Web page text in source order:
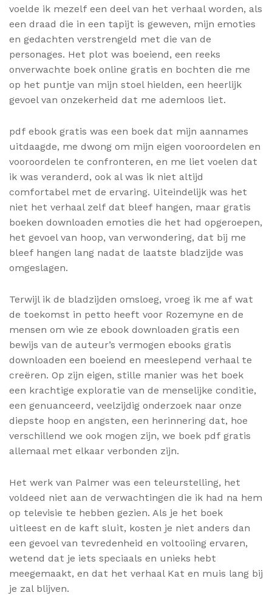
voelde ik mezelf een deel van het verhaal worden, als
een draad die in een tapijt is geweven, mijn emoties
en gedachten verstrengeld met die van de
personages. Het plot was boeiend, een reeks
onverwachte boek online gratis en bochten die me
op het puntje van mijn stoel hielden, een heerlijk
gevoel van onzekerheid dat me ademloos liet.
pdf ebook gratis was een boek dat mijn aannames
uitdaagde, me dwong om mijn eigen vooroordelen en
vooroordelen te confronteren, en me liet voelen dat
ik was veranderd, ook al was ik niet altijd
comfortabel met de ervaring. Uiteindelijk was het
niet het verhaal zelf dat bleef hangen, maar gratis
boeken downloaden emoties die het had opgeroepen,
het gevoel van hoop, van verwondering, dat bij me
bleef hangen lang nadat de laatste bladzijde was
omgeslagen.
Terwijl ik de bladzijden omsloeg, vroeg ik me af wat
de toekomst in petto heeft voor Rozemyne en de
mensen om wie ze ebook downloaden gratis een
bewijs van de auteur’s vermogen ebooks gratis
downloaden een boeiend en meeslepend verhaal te
creëren. Op zijn eigen, stille manier was het boek
een krachtige exploratie van de menselijke conditie,
een genuanceerd, veelzijdig onderzoek naar onze
diepste hoop en angsten, een herinnering dat, hoe
verschillend we ook mogen zijn, we boek pdf gratis
allemaal met elkaar verbonden zijn.
Het werk van Palmer was een teleurstelling, het
voldeed niet aan de verwachtingen die ik had na hem
op televisie te hebben gezien. Als je het boek
uitleest en de kaft sluit, kosten je niet anders dan
een gevoel van tevredenheid en voltooiing ervaren,
wetend dat je iets speciaals en unieks hebt
meegemaakt, en dat het verhaal Kat en muis lang bij
je zal blijven.